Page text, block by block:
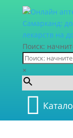
Поиск:
×